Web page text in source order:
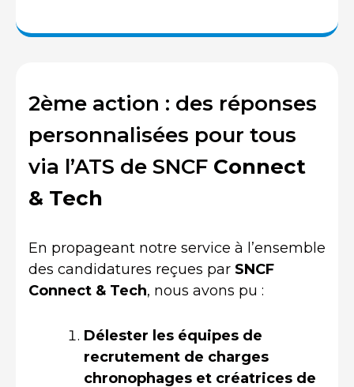
2ème action : des réponses
personnalisées pour tous
via l’ATS de SNCF Connect
& Tech
En propageant notre service à l’ensemble
des candidatures reçues par SNCF
Connect & Tech, nous avons pu :
Délester les équipes de
recrutement de charges
chronophages et créatrices de